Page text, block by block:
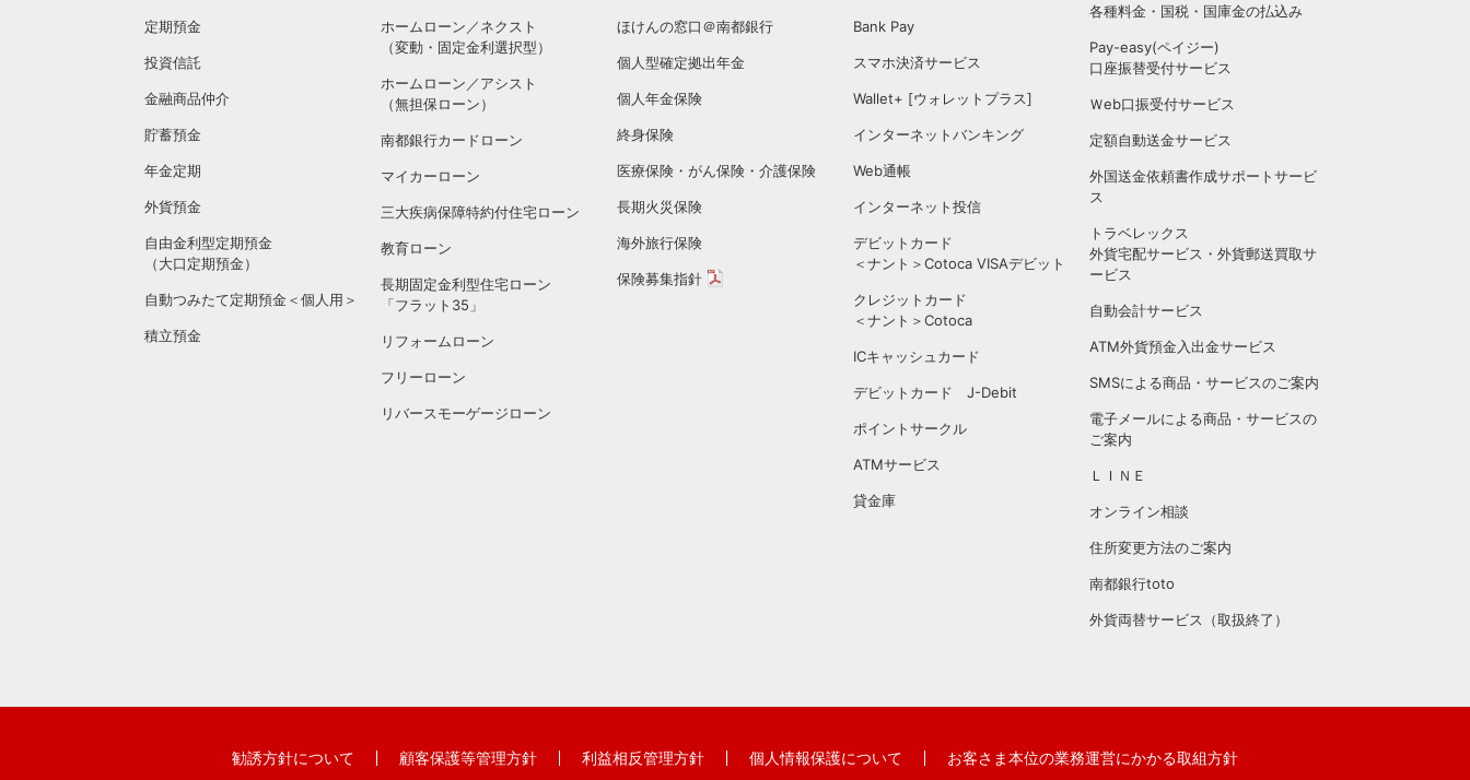
定期預金
投資信託
金融商品仲介
貯蓄預金
年金定期
外貨預金
自由金利型定期預金
（大口定期預金）
自動つみたて定期預金＜個人用＞
積立預金
ホームローン／ネクスト
（変動・固定金利選択型）
ホームローン／アシスト
（無担保ローン）
南都銀行カードローン
マイカーローン
三大疾病保障特約付住宅ローン
教育ローン
長期固定金利型住宅ローン
「フラット35」
リフォームローン
フリーローン
リバースモーゲージローン
ほけんの窓口＠南都銀行
個人型確定拠出年金
個人年金保険
終身保険
医療保険・がん保険・介護保険
長期火災保険
海外旅行保険
保険募集指針 PDFを開く
Bank Pay
スマホ決済サービス
Wallet+ [ウォレットプラス]
インターネットバンキング
Web通帳
インターネット投信
デビットカード
＜ナント＞Cotoca VISAデビット
クレジットカード
＜ナント＞Cotoca
ICキャッシュカード
デビットカード J-Debit
ポイントサークル
ATMサービス
貸金庫
各種料金・国税・国庫金の払込み
Pay-easy(ペイジー)
口座振替受付サービス
Ｗeb口振受付サービス
定額自動送金サービス
外国送金依頼書作成サポートサービ
ス
トラベレックス
外貨宅配サービス・外貨郵送買取サ
ービス
自動会計サービス
ATM外貨預金入出金サービス
SMSによる商品・サービスのご案内
電子メールによる商品・サービスの
ご案内
ＬＩＮＥ
オンライン相談
住所変更方法のご案内
南都銀行toto
外貨両替サービス（取扱終了）
勧誘方針について 顧客保護等管理方針 利益相反管理方針 個人情報保護について お客さま本位の業務運営にかかる取組方針